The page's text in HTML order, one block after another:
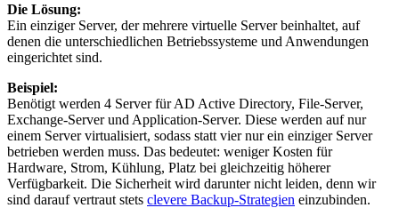
Die Lösung:
Ein einziger Server, der mehrere virtuelle Server beinhaltet, auf
denen die unterschiedlichen Betriebssysteme und Anwendungen
eingerichtet sind.
Beispiel:
Benötigt werden 4 Server für AD Active Directory, File-Server,
Exchange-Server und Application-Server. Diese werden auf nur
einem Server virtualisiert, sodass statt vier nur ein einziger Server
betrieben werden muss. Das bedeutet: weniger Kosten für
Hardware, Strom, Kühlung, Platz bei gleichzeitig höherer
Verfügbarkeit. Die Sicherheit wird darunter nicht leiden, denn wir
sind darauf vertraut stets clevere Backup-Strategien einzubinden.